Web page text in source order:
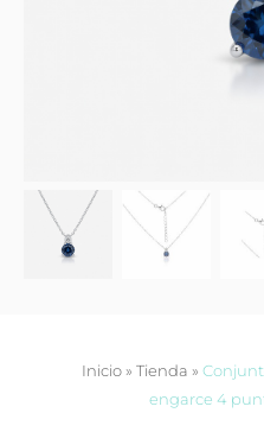
Inicio» Tienda »
engarce 4